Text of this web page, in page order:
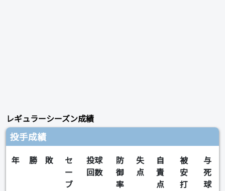
レギュラーシーズン成績
投手成績
年 勝 敗
セ
ー
ブ
投球
回数
防
御
率
失
点
自
責
点
被
安
打
与
死
球